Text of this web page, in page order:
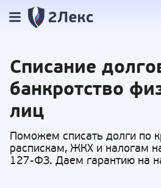
Списание
банкротство
лиц
Поможем списать долги по
распискам, ЖКХ и налогам
127-ФЗ. Даем гарантию на